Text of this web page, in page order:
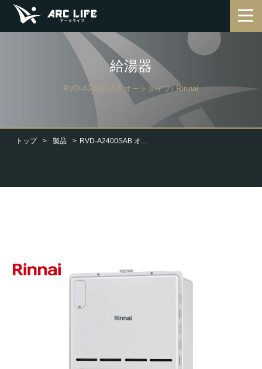
トップ 製品 RVD-A2400SAB オートタイプ
給湯器
RVD-A2400SAB オートタイプ/ Rinnai